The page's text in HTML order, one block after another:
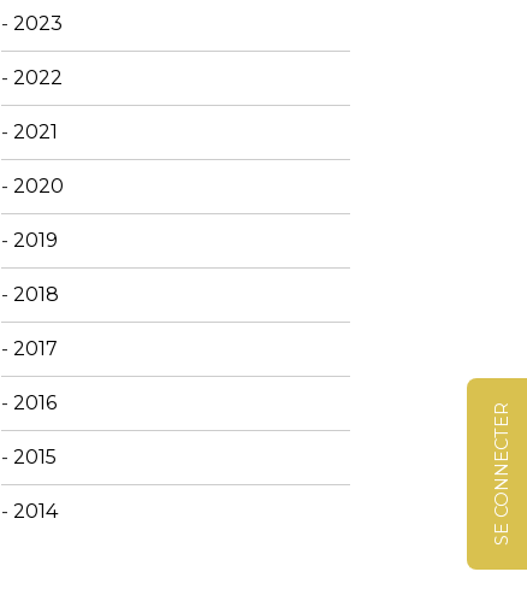
SE CONNECTER
- 2023
- 2022
- 2021
- 2020
- 2019
- 2018
- 2017
- 2016
- 2015
- 2014